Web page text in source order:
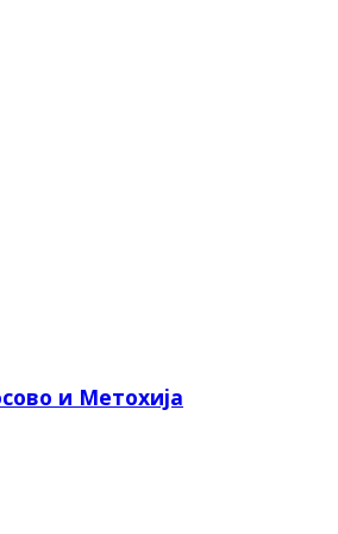
и Метохија